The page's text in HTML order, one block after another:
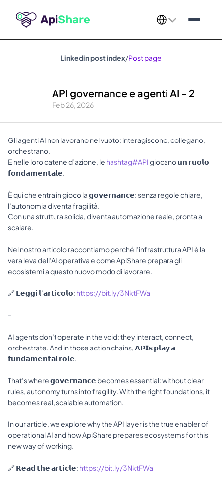
Select Language
Linkedin post index/Post page
API governance e agenti AI - 2
Feb 26, 2026
Gli agenti AI non lavorano nel vuoto: interagiscono, collegano,
orchestrano.
E nelle loro catene d’azione, le hashtag#API giocano 𝘂𝗻 𝗿𝘂𝗼𝗹𝗼
𝗳𝗼𝗻𝗱𝗮𝗺𝗲𝗻𝘁𝗮𝗹𝗲.
È qui che entra in gioco la 𝗴𝗼𝘃𝗲𝗿𝗻𝗮𝗻𝗰𝗲: senza regole chiare,
l’autonomia diventa fragilità.
Con una struttura solida, diventa automazione reale, pronta a
scalare.
Nel nostro articolo raccontiamo perché l’infrastruttura API è la
vera leva dell’AI operativa e come ApiShare prepara gli
ecosistemi a questo nuovo modo di lavorare.
🔗 𝗟𝗲𝗴𝗴𝗶 𝗹’𝗮𝗿𝘁𝗶𝗰𝗼𝗹𝗼: https://bit.ly/3NktFWa
-
AI agents don’t operate in the void: they interact, connect,
orchestrate. And in those action chains, 𝗔𝗣𝗜𝘀 𝗽𝗹𝗮𝘆 𝗮
𝗳𝘂𝗻𝗱𝗮𝗺𝗲𝗻𝘁𝗮𝗹 𝗿𝗼𝗹𝗲.
That’s where 𝗴𝗼𝘃𝗲𝗿𝗻𝗮𝗻𝗰𝗲 becomes essential: without clear
rules, autonomy turns into fragility. With the right foundations, it
becomes real, scalable automation.
In our article, we explore why the API layer is the true enabler of
operational AI and how ApiShare prepares ecosystems for this
new way of working.
🔗 𝗥𝗲𝗮𝗱 𝘁𝗵𝗲 𝗮𝗿𝘁𝗶𝗰𝗹𝗲: https://bit.ly/3NktFWa